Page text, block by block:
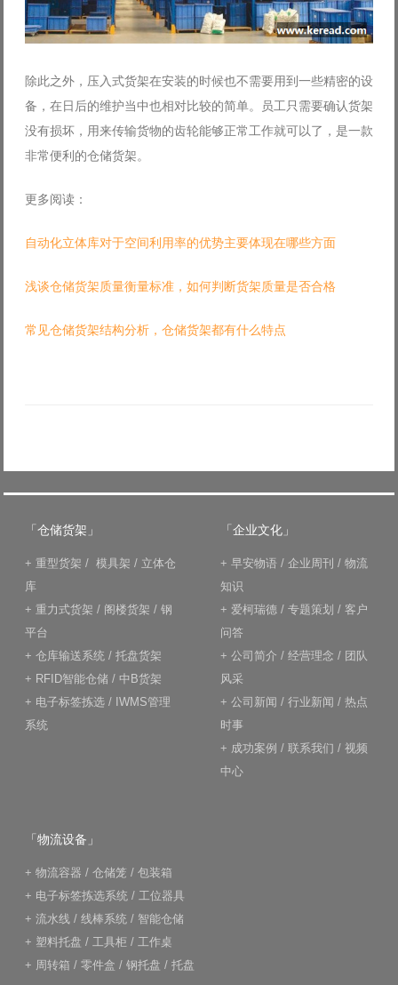
除此之外，压入式货架在安装的时候也不需要用到一些精密的设
备，在日后的维护当中也相对比较的简单。员工只需要确认货架
没有损坏，用来传输货物的齿轮能够正常工作就可以了，是一款
非常便利的仓储货架。
更多阅读：
自动化立体库对于空间利用率的优势主要体现在哪些方面
浅谈仓储货架质量衡量标准，如何判断货架质量是否合格
常见仓储货架结构分析，仓储货架都有什么特点
「仓储货架」
+ 重型货架 / 模具架 / 立体仓
库
+ 重力式货架 / 阁楼货架 / 钢
平台
+ 仓库输送系统 / 托盘货架
+ RFID智能仓储 / 中B货架
+ 电子标签拣选 / IWMS管理
系统
「企业文化」
+ 早安物语 / 企业周刊 / 物流
知识
+ 爱柯瑞德 / 专题策划 / 客户
问答
+ 公司简介 / 经营理念 / 团队
风采
+ 公司新闻 / 行业新闻 / 热点
时事
+ 成功案例 / 联系我们 / 视频
中心
「物流设备」
+ 物流容器 / 仓储笼 / 包装箱
+ 电子标签拣选系统 / 工位器具
+ 流水线 / 线棒系统 / 智能仓储
+ 塑料托盘 / 工具柜 / 工作桌
+ 周转箱 / 零件盒 / 钢托盘 / 托盘